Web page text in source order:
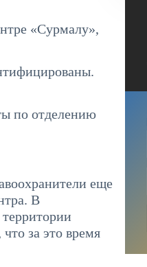
«Сурмалу»,
по отделению
еще
В
за это время